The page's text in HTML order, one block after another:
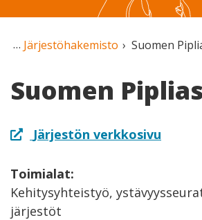
Järjestöhakemisto Suomen
Suomen
Järjestön verkkosivu
Toimialat:
Kehitysyhteistyö,
järjestöt